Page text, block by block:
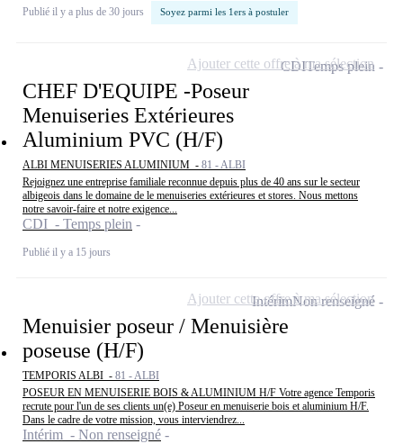
Publié il y a plus de 30 jours Soyez parmi les 1ers à postuler
CHEF D'EQUIPE -Poseur
Menuiseries Extérieures
Aluminium PVC (H/F)
ALBI MENUISERIES ALUMINIUM - 81 - ALBI
Rejoignez une entreprise familiale reconnue depuis plus de 40 ans sur le secteur
albigeois dans le domaine de le menuiseries extérieures et stores. Nous mettons
notre savoir-faire et notre exigence...
CDI - Temps plein
Publié il y a 15 jours
CDITemps plein
Ajouter cette offre à ma sélection
Menuisier poseur / Menuisière
poseuse (H/F)
TEMPORIS ALBI - 81 - ALBI
POSEUR EN MENUISERIE BOIS & ALUMINIUM H/F Votre agence Temporis
recrute pour l'un de ses clients un(e) Poseur en menuiserie bois et aluminium H/F.
Dans le cadre de votre mission, vous interviendrez...
Intérim - Non renseigné
IntérimNon renseigné
Ajouter cette offre à ma sélection